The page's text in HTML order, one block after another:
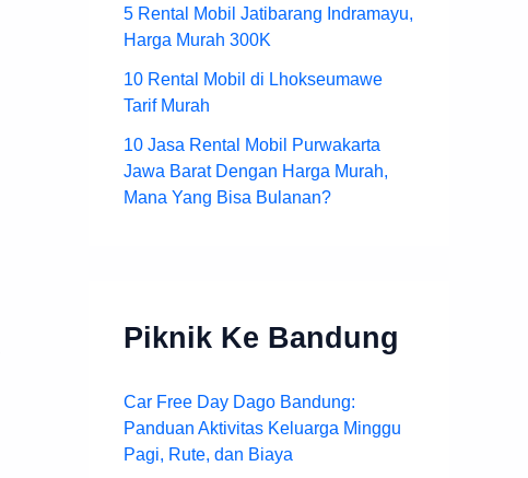
5 Rental Mobil Jatibarang Indramayu,
Harga Murah 300K
10 Rental Mobil di Lhokseumawe
Tarif Murah
10 Jasa Rental Mobil Purwakarta
Jawa Barat Dengan Harga Murah,
Mana Yang Bisa Bulanan?
Piknik Ke Bandung
Car Free Day Dago Bandung:
Panduan Aktivitas Keluarga Minggu
Pagi, Rute, dan Biaya